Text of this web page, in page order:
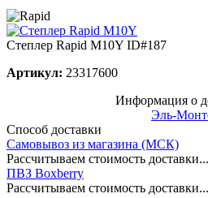
Степлер Rapid M10Y ID#187
Артикул: 23317600
Информация о
Эль-
Способ доставки
Самовывоз из магазина (МСК)
Рассчитываем стоимость доставки...
ПВЗ Boxberry
Рассчитываем стоимость доставки...